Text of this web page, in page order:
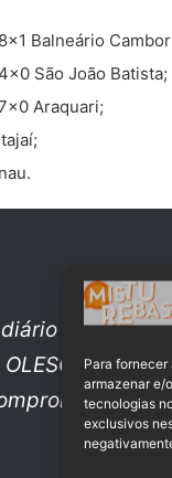
Para
armazenar e/
tecnologias
exclusivos
Balneário
São João Batista;
Araquari;
nos
Temos